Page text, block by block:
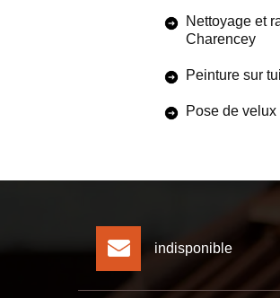
Nettoyage et
Charencey
Peinture sur
Pose de
indisponible